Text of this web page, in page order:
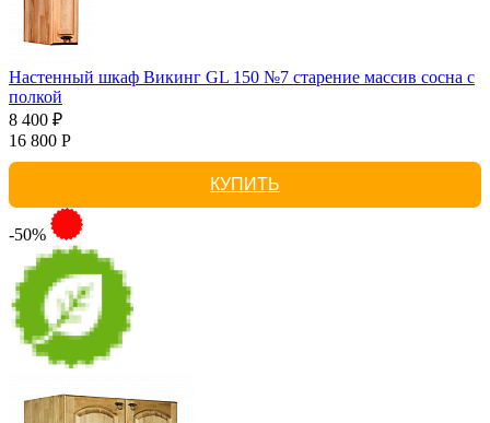
Настенный шкаф Викинг GL 150 №7 старение массив сосна с
полкой
8 400 ₽
16 800 Р
КУПИТЬ
-50%